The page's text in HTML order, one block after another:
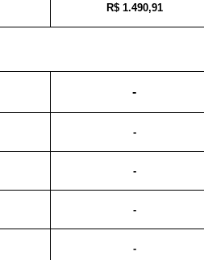
R$ 1.490,91
-
-
-
-
-